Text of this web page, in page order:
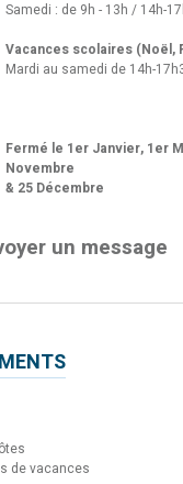
Samedi : de 9h - 13h / 14h-
Vacances scolaires (Noël,
Mardi au samedi de 14h-
Fermé le 1er Janvier, 1er
Novembre
& 25 Décembre
un message
de vacances